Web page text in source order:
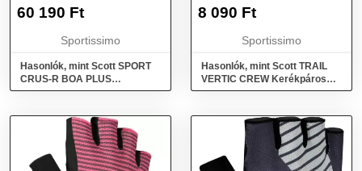
SÖTÉTSZÜRKE,
60 190 Ft
Sportissimo
Hasonlók, mint Scott SPORT
CRUS-R BOA PLUS
Kerékpáros cipő, sötétszürke,
MÉRET
8 090 Ft
Sportissimo
Hasonlók, mint Scott TRAIL
VERTIC CREW Kerékpáros
zokni, sötétszürke, méret